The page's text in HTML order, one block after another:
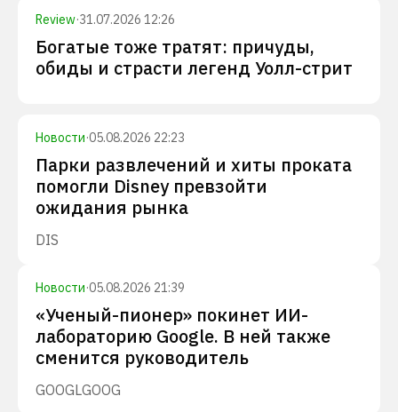
Review·31.07.2026 12:26
Богатые тоже тратят: причуды,
обиды и страсти легенд Уолл-стрит
Новости·05.08.2026 22:23
Парки развлечений и хиты проката
помогли Disney превзойти
ожидания рынка
DIS
Новости·05.08.2026 21:39
«Ученый-пионер» покинет ИИ-
лабораторию Google. В ней также
сменится руководитель
GOOGLGOOG